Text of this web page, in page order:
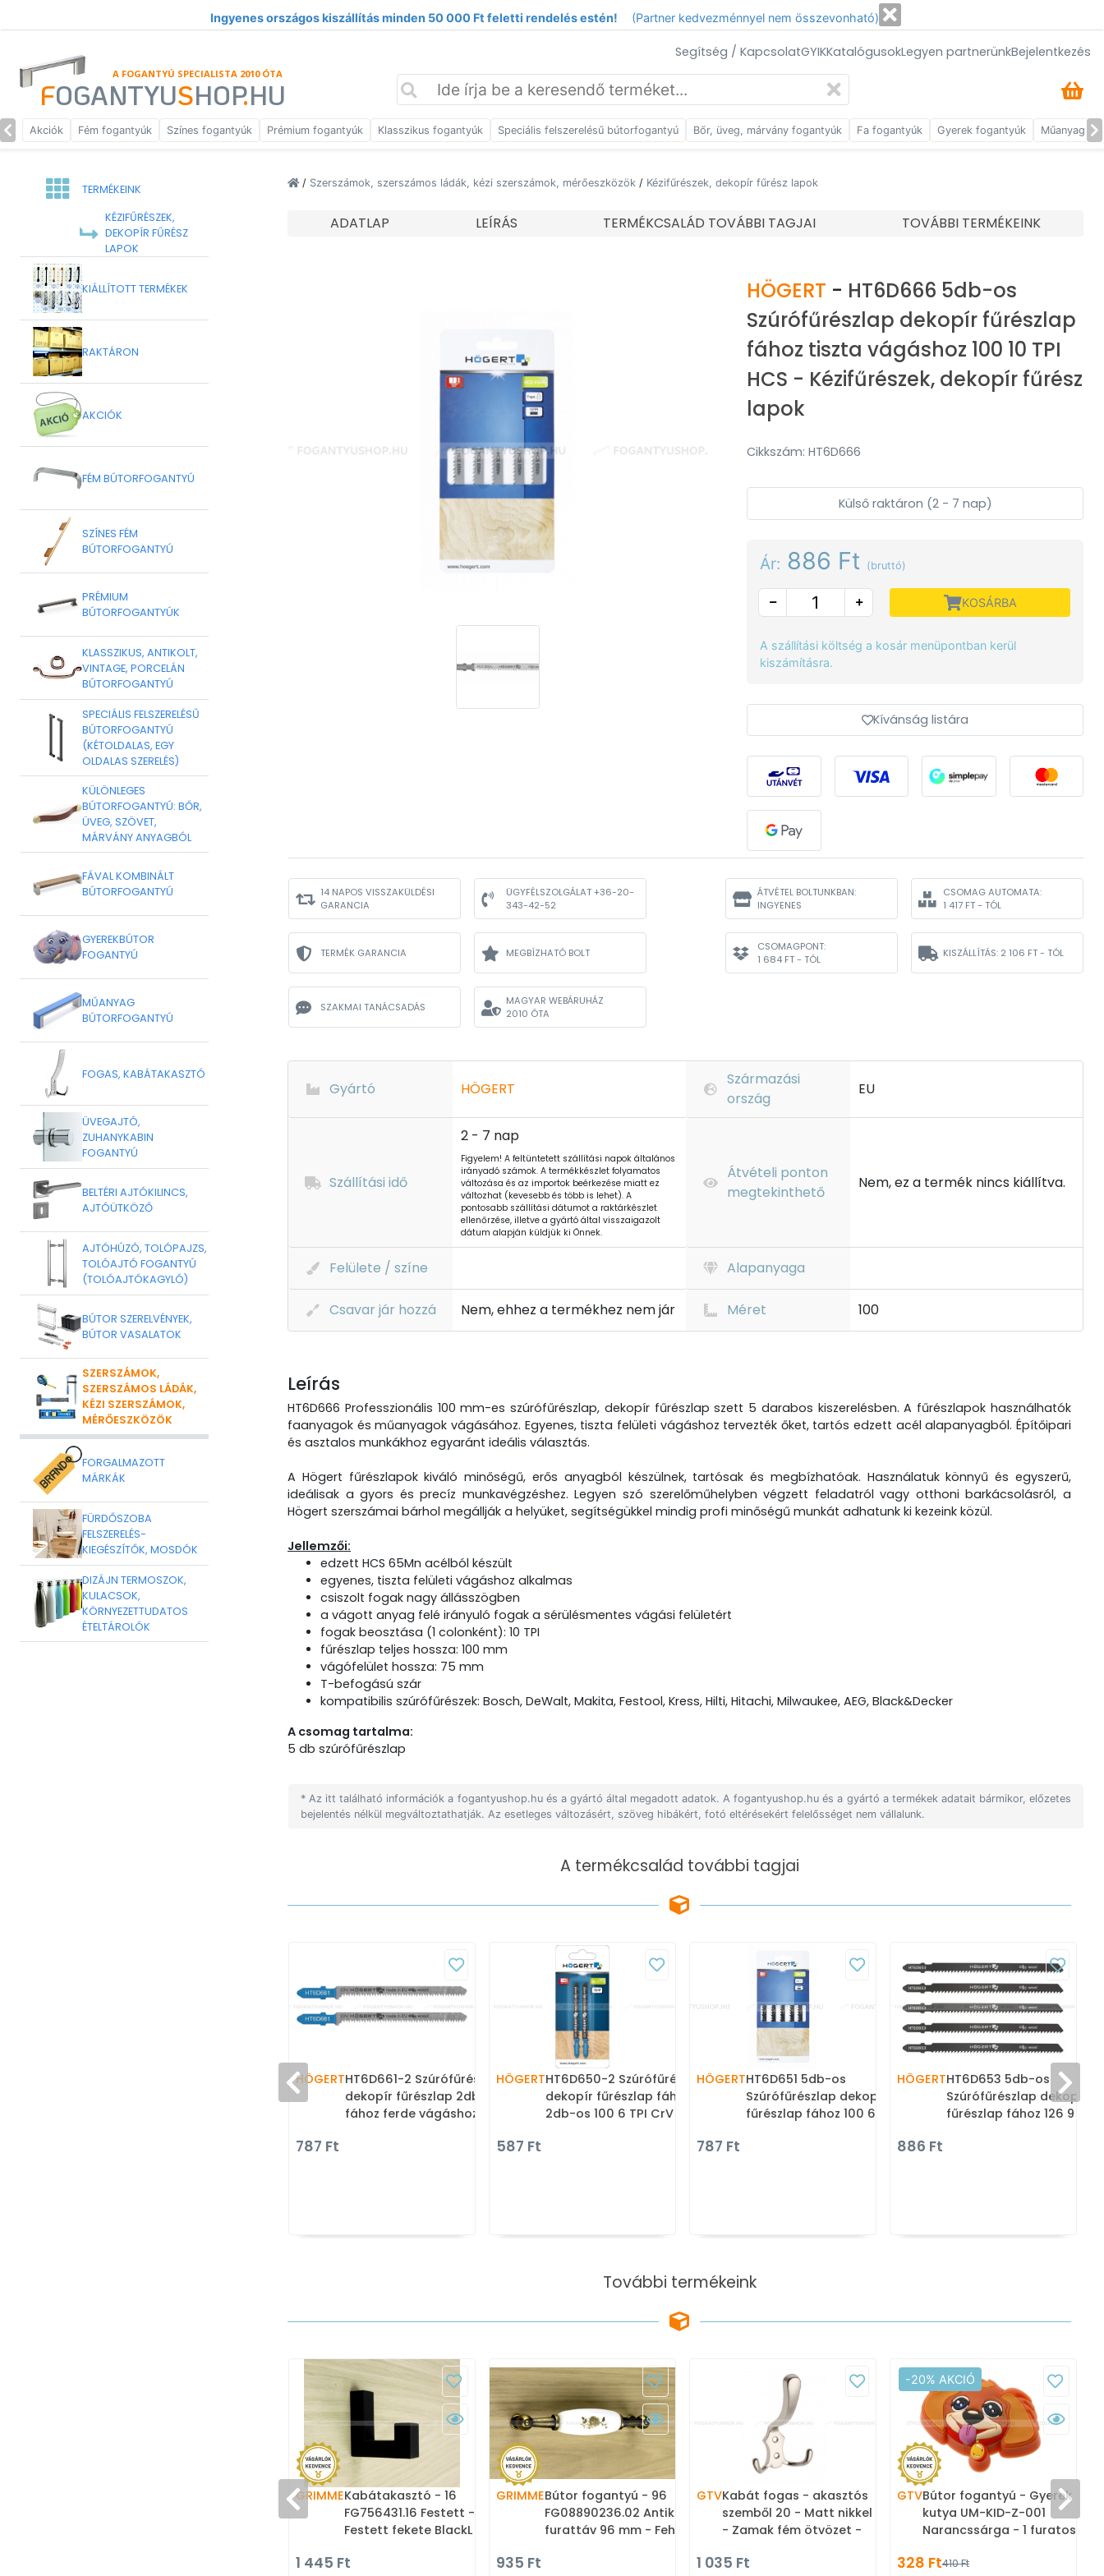
Ingyenes országos kiszállítás minden 50 000 Ft feletti rendelés estén! (Partner kedvezménnyel nem összevonható)
Segítség / KapcsolatGYIKKatalógusokLegyen partnerünkBejelentkezés
A FOGANTYÚ SPECIALISTA 2010 ÓTA
FOGANTYUSHOP.HU
Akciók Fém fogantyúk Színes fogantyúk Prémium fogantyúk Klasszikus fogantyúk Speciális felszerelésű bútorfogantyú Bőr, üveg, márvány fogantyúk Fa fogantyúk Gyerek fogantyúk Műanyag
TERMÉKEINK
KÉZIFŰRÉSZEK,
DEKOPÍR FŰRÉSZ
LAPOK
KIÁLLÍTOTT TERMÉKEK
RAKTÁRON
AKCIÓK
FÉM BÚTORFOGANTYÚ
SZÍNES FÉM
BÚTORFOGANTYÚ
PRÉMIUM
BÚTORFOGANTYÚK
KLASSZIKUS, ANTIKOLT,
VINTAGE, PORCELÁN
BÚTORFOGANTYÚ
SPECIÁLIS FELSZERELÉSŰ
BÚTORFOGANTYÚ
(KÉTOLDALAS, EGY
OLDALAS SZERELÉS)
KÜLÖNLEGES
BÚTORFOGANTYÚ: BŐR,
ÜVEG, SZÖVET,
MÁRVÁNY ANYAGBÓL
FÁVAL KOMBINÁLT
BÚTORFOGANTYÚ
GYEREKBÚTOR
FOGANTYÚ
MŰANYAG
BÚTORFOGANTYÚ
FOGAS, KABÁTAKASZTÓ
ÜVEGAJTÓ,
ZUHANYKABIN
FOGANTYÚ
BELTÉRI AJTÓKILINCS,
AJTÓÜTKÖZŐ
AJTÓHÚZÓ, TOLÓPAJZS,
TOLÓAJTÓ FOGANTYÚ
(TOLÓAJTÓKAGYLÓ)
BÚTOR SZERELVÉNYEK,
BÚTOR VASALATOK
SZERSZÁMOK,
SZERSZÁMOS LÁDÁK,
KÉZI SZERSZÁMOK,
MÉRŐESZKÖZÖK
FORGALMAZOTT
MÁRKÁK
FÜRDŐSZOBA
FELSZERELÉS-
KIEGÉSZÍTŐK, MOSDÓK
DIZÁJN TERMOSZOK,
KULACSOK,
KÖRNYEZETTUDATOS
ÉTELTÁROLÓK
/ Szerszámok, szerszámos ládák, kézi szerszámok, mérőeszközök / Kézifűrészek, dekopír fűrész lapok
ADATLAP LEÍRÁS TERMÉKCSALÁD TOVÁBBI TAGJAI TOVÁBBI TERMÉKEINK
HÖGERT - HT6D666 5db-os
Szúrófűrészlap dekopír fűrészlap
fához tiszta vágáshoz 100 10 TPI
HCS - Kézifűrészek, dekopír fűrész
lapok
Cikkszám: HT6D666
Külső raktáron (2 - 7 nap)
Ár: 886 Ft (bruttó)
KOSÁRBA
A szállítási költség a kosár menüpontban kerül
kiszámításra.
Kívánság listára
14 NAPOS VISSZAKÜLDÉSI
GARANCIA
ÜGYFÉLSZOLGÁLAT +36-20-
343-42-52
TERMÉK GARANCIA MEGBÍZHATÓ BOLT
SZAKMAI TANÁCSADÁS
MAGYAR WEBÁRUHÁZ
2010 ÓTA
ÁTVÉTEL BOLTUNKBAN:
INGYENES
CSOMAG AUTOMATA:
1 417 FT - TÓL
CSOMAGPONT:
1 684 FT - TÓL
KISZÁLLÍTÁS: 2 106 FT - TÓL
Gyártó HÖGERT
Származási
ország
EU
Szállítási idő
2 - 7 nap
Figyelem! A feltüntetett szállítási napok általános
irányadó számok. A termékkészlet folyamatos
változása és az importok beérkezése miatt ez
változhat (kevesebb és több is lehet). A
pontosabb szállítási dátumot a raktárkészlet
ellenőrzése, illetve a gyártó által visszaigazolt
dátum alapján küldjük ki Önnek.
Átvételi ponton
megtekinthető
Nem, ez a termék nincs kiállítva.
Felülete / színe Alapanyaga
Csavar jár hozzá Nem, ehhez a termékhez nem jár Méret 100
Leírás
HT6D666 Professzionális 100 mm-es szúrófűrészlap, dekopír fűrészlap szett 5 darabos kiszerelésben. A fűrészlapok használhatók
faanyagok és műanyagok vágásához. Egyenes, tiszta felületi vágáshoz tervezték őket, tartós edzett acél alapanyagból. Építőipari
és asztalos munkákhoz egyaránt ideális választás.
A Högert fűrészlapok kiváló minőségű, erős anyagból készülnek, tartósak és megbízhatóak. Használatuk könnyű és egyszerű,
ideálisak a gyors és precíz munkavégzéshez. Legyen szó szerelőműhelyben végzett feladatról vagy otthoni barkácsolásról, a
Högert szerszámai bárhol megállják a helyüket, segítségükkel mindig profi minőségű munkát adhatunk ki kezeink közül.
Jellemzői:
edzett HCS 65Mn acélból készült
egyenes, tiszta felületi vágáshoz alkalmas
csiszolt fogak nagy állásszögben
a vágott anyag felé irányuló fogak a sérülésmentes vágási felületért
fogak beosztása (1 colonként): 10 TPI
fűrészlap teljes hossza: 100 mm
vágófelület hossza: 75 mm
T-befogású szár
kompatibilis szúrófűrészek: Bosch, DeWalt, Makita, Festool, Kress, Hilti, Hitachi, Milwaukee, AEG, Black&Decker
A csomag tartalma:
5 db szúrófűrészlap
* Az itt található információk a fogantyushop.hu és a gyártó által megadott adatok. A fogantyushop.hu és a gyártó a termékek adatait bármikor, előzetes
bejelentés nélkül megváltoztathatják. Az esetleges változásért, szöveg hibákért, fotó eltérésekért felelősséget nem vállalunk.
A termékcsalád további tagjai
HÖGERTHT6D661-2 Szúrófűrészlap
dekopír fűrészlap 2db-os
fához ferde vágáshoz 100 12
787 Ft
HÖGERTHT6D650-2 Szúrófűrészlap
dekopír fűrészlap fához
2db-os 100 6 TPI CrV -
587 Ft
HÖGERTHT6D651 5db-os
Szúrófűrészlap dekopír
fűrészlap fához 100 6 TPI
787 Ft
HÖGERTHT6D653 5db-os
Szúrófűrészlap dekopír
fűrészlap fához 126 9 TPI
886 Ft
További termékeink
GRIMMEKabátakasztó - 16
FG756431.16 Festett -
Festett fekete BlackL -
akasztós fogas
1 445 Ft
GRIMMEBútor fogantyú - 96
FG08890236.02 Antikolt -
furattáv 96 mm - Fehér
935 Ft
GTVKabát fogas - akasztós
szemből 20 - Matt nikkel 02
- Zamak fém ötvözet -
fogas
1 035 Ft
-20% AKCIÓ
GTVBútor fogantyú - Gyerek
kutya UM-KID-Z-001
Narancssárga - 1 furatos -
Mesefigurás, állatos
328 Ft410 Ft